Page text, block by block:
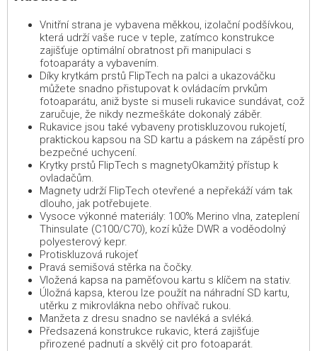
Vnitřní strana je vybavena měkkou, izolační podšívkou,
která udrží vaše ruce v teple, zatímco konstrukce
zajišťuje optimální obratnost při manipulaci s
fotoaparáty a vybavením.
Díky krytkám prstů FlipTech na palci a ukazováčku
můžete snadno přistupovat k ovládacím prvkům
fotoaparátu, aniž byste si museli rukavice sundávat, což
zaručuje, že nikdy nezmeškáte dokonalý záběr.
Rukavice jsou také vybaveny protiskluzovou rukojetí,
praktickou kapsou na SD kartu a páskem na zápěstí pro
bezpečné uchycení.
Krytky prstů FlipTech s magnetyOkamžitý přístup k
ovladačům.
Magnety udrží FlipTech otevřené a nepřekáží vám tak
dlouho, jak potřebujete.
Vysoce výkonné materiály: 100% Merino vlna, zateplení
Thinsulate (C100/C70), kozí kůže DWR a voděodolný
polyesterový kepr.
Protiskluzová rukojeť
Pravá semišová stěrka na čočky.
Vložená kapsa na paměťovou kartu s klíčem na stativ.
Úložná kapsa, kterou lze použít na náhradní SD kartu,
utěrku z mikrovlákna nebo ohřívač rukou.
Manžeta z dresu snadno se navléká a svléká.
Předsazená konstrukce rukavic, která zajišťuje
přirozené padnutí a skvělý cit pro fotoaparát.